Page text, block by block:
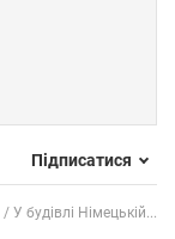
Підписатися
У будівлі Німецькій...